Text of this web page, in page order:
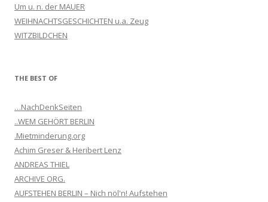
Um u. n. der MAUER
WEIHNACHTSGESCHICHTEN u.a. Zeug
WITZBILDCHEN
THE BEST OF
…NachDenkSeiten
..WEM GEHÖRT BERLIN
.Mietminderung.org
Achim Greser & Heribert Lenz
ANDREAS THIEL
ARCHIVE ORG.
AUFSTEHEN BERLIN – Nich nöl'n! Aufstehen